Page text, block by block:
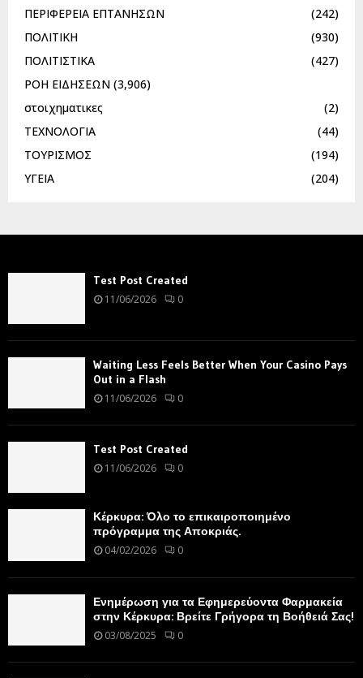
ΠΕΡΙΦΕΡΕΙΑ ΕΠΤΑΝΗΣΩΝ
(242)
ΠΟΛΙΤΙΚΗ
(930)
ΠΟΛΙΤΙΣΤΙΚΑ
(427)
ΡΟΗ ΕΙΔΗΣΕΩΝ (3,906)
στοιχηματικες
(2)
ΤΕΧΝΟΛΟΓΙΑ
(44)
ΤΟΥΡΙΣΜΟΣ
(194)
ΥΓΕΙΑ
(204)
Test Post Created
11/06/2026 0
Waiting Less Feels Better When Your Casino Pays
Out in a Flash
11/06/2026 0
Test Post Created
11/06/2026 0
Κέρκυρα: Όλο το επικαιροποιημένο
πρόγραμμα της Αποκριάς.
04/02/2026 0
Ενημέρωση για τα Εφημερεύοντα Φαρμακεία
στην Κέρκυρα: Βρείτε Γρήγορα τη Βοήθειά Σας!
03/08/2025 0